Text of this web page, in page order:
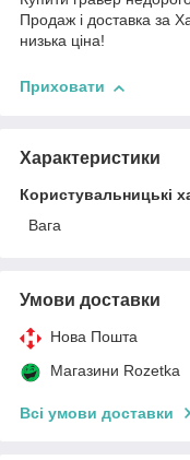
Продаж і доставка за
низька ціна!
Приховати
Характеристики
Користувальницькі
Вага
Умови доставки
Нова Пошта
Магазини Rozetka
Всі умови доставки